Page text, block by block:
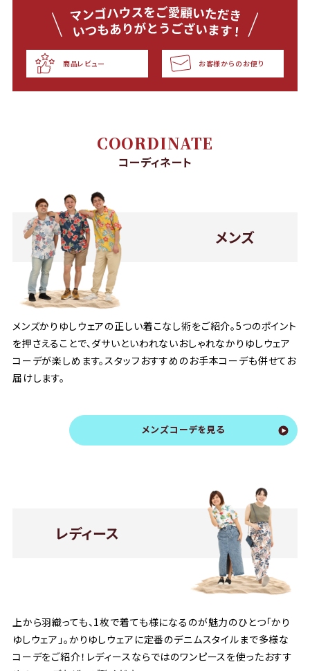
商品レビュー お客様からのお便り
COORDINATE
コーディネート
メンズ
メンズかりゆしウェアの正しい着こなし術をご紹介。5つのポイント
を押さえることで、ダサいといわれないおしゃれなかりゆしウェア
コーデが楽しめます。スタッフおすすめのお手本コーデも併せてお
届けします。
メンズコーデを見る
レディース
上から羽織っても、1枚で着ても様になるのが魅力のひとつ「かり
ゆしウェア」。かりゆしウェアに定番のデニムスタイルまで多様な
コーデをご紹介！レディースならではのワンピースを使ったおすす